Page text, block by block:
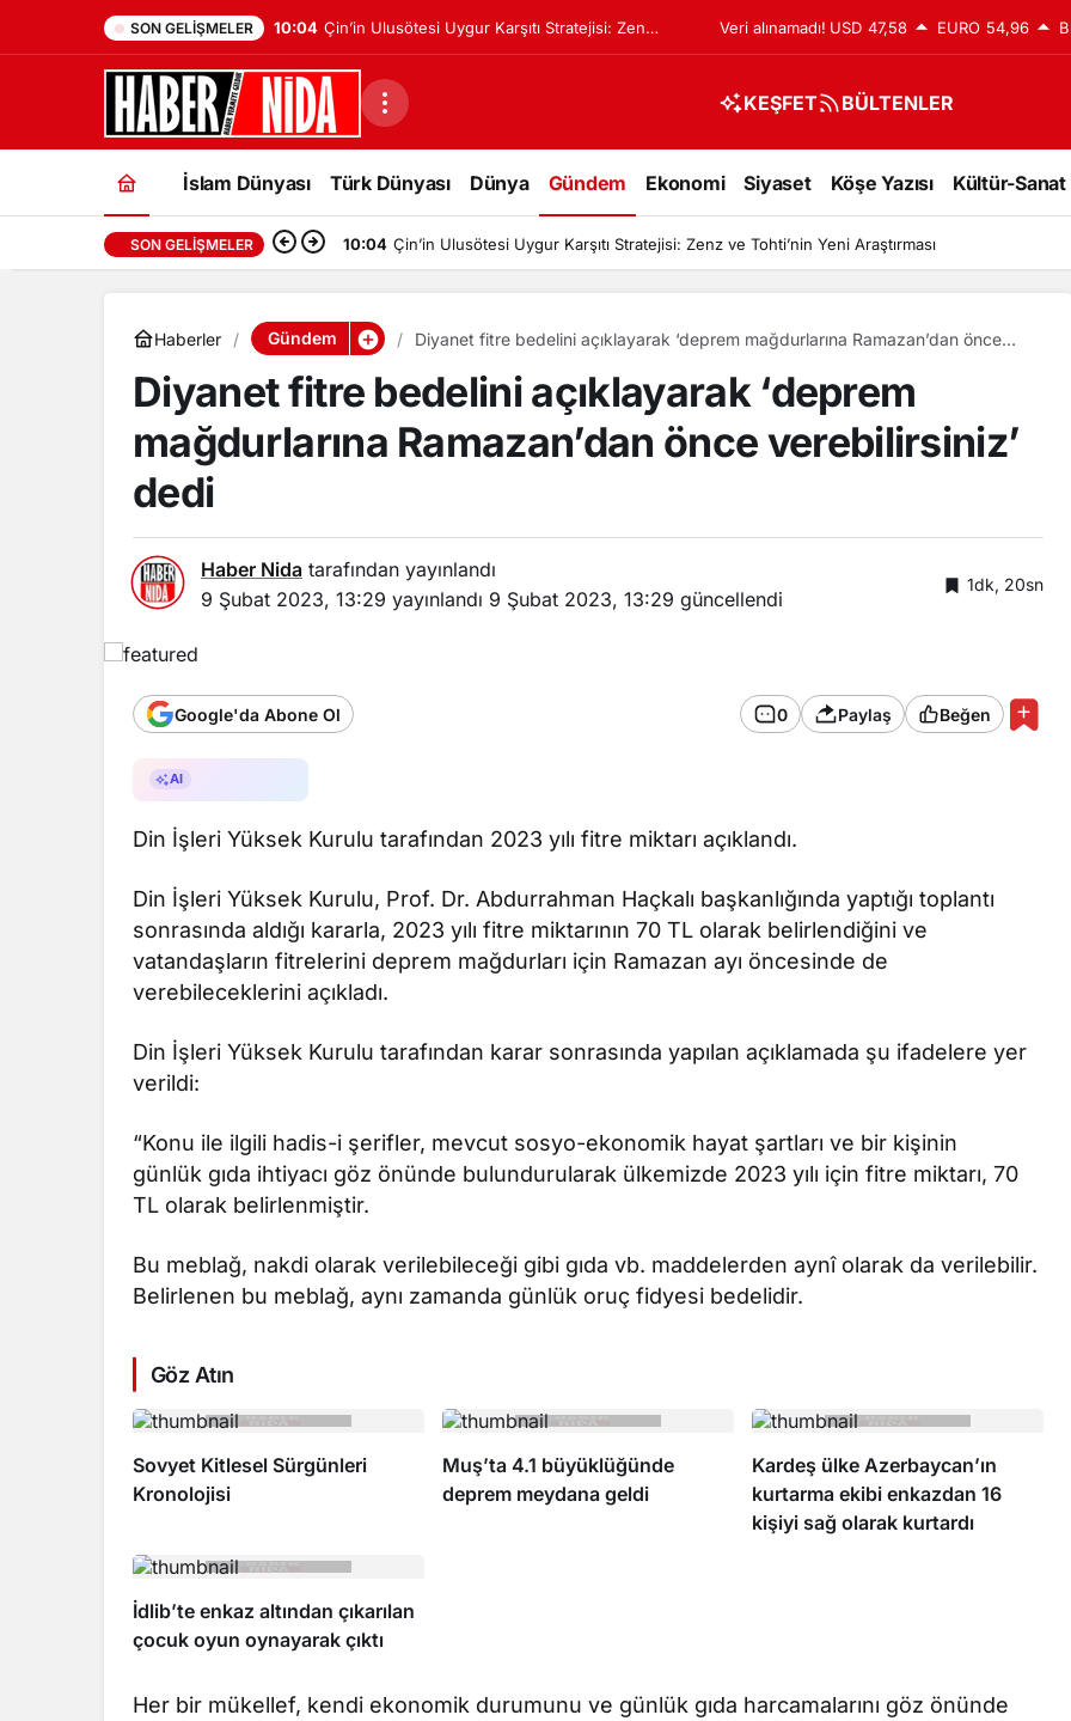
SON GELIŞMELER 10:04 Çin’in Ulusötesi Uygur Karşıtı Stratejisi: Zenz
ve Tohti’nin Yeni Araştırması
Veri alınamadı! USD 47,58 EURO 54,96
KEŞFET BÜLTENLER
İslam Dünyası Türk Dünyası Dünya Gündem Ekonomi Siyaset Köşe Yazısı Kültür-Sanat
SON GELIŞMELER 10:04 Çin’in Ulusötesi Uygur Karşıtı Stratejisi: Zenz ve Tohti’nin Yeni Araştırması
Haberler Gündem
Diyanet fitre bedelini açıklayarak ‘deprem mağdurlarına Ramazan’dan önce
Diyanet fitre bedelini açıklayarak ‘deprem
mağdurlarına Ramazan’dan önce verebilirsiniz’
dedi
Haber Nida tarafından yayınlandı
9 Şubat 2023, 13:29 yayınlandı 9 Şubat 2023, 13:29 güncellendi
1dk, 20sn
Google'da Abone Ol 0 Paylaş Beğen
AI
Din İşleri Yüksek Kurulu tarafından 2023 yılı fitre miktarı açıklandı.
Din İşleri Yüksek Kurulu, Prof. Dr. Abdurrahman Haçkalı başkanlığında yaptığı toplantı
sonrasında aldığı kararla, 2023 yılı fitre miktarının 70 TL olarak belirlendiğini ve
vatandaşların fitrelerini deprem mağdurları için Ramazan ayı öncesinde de
verebileceklerini açıkladı.
Din İşleri Yüksek Kurulu tarafından karar sonrasında yapılan açıklamada şu ifadelere yer
verildi:
“Konu ile ilgili hadis-i şerifler, mevcut sosyo-ekonomik hayat şartları ve bir kişinin
günlük gıda ihtiyacı göz önünde bulundurularak ülkemizde 2023 yılı için fitre miktarı, 70
TL olarak belirlenmiştir.
Bu meblağ, nakdi olarak verilebileceği gibi gıda vb. maddelerden aynî olarak da verilebilir.
Belirlenen bu meblağ, aynı zamanda günlük oruç fidyesi bedelidir.
Göz Atın
Sovyet Kitlesel Sürgünleri
Kronolojisi
Muş’ta 4.1 büyüklüğünde
deprem meydana geldi
Kardeş ülke Azerbaycan’ın
kurtarma ekibi enkazdan 16
kişiyi sağ olarak kurtardı
İdlib’te enkaz altından çıkarılan
çocuk oyun oynayarak çıktı
Her bir mükellef, kendi ekonomik durumunu ve günlük gıda harcamalarını göz önünde
Türk Dünyası
Araştırması